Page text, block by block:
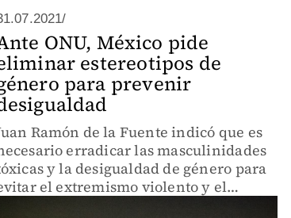
ONU, México pide
estereotipos de
para prevenir
Ramón de la Fuente indicó que es
erradicar las masculinidades
y la desigualdad de género para
el extremismo violento y el